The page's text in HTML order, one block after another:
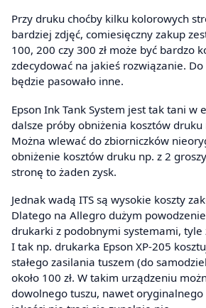
Przy druku choćby kilku kolorowych
bardziej zdjęć, comiesięczny zakup
100, 200 czy 300 zł może być bardzo
zdecydować na jakieś rozwiązanie.
będzie pasowało inne.
Epson Ink Tank System jest tak tani w
dalsze próby obniżenia kosztów druku
Można wlewać do zbiorniczków
obniżenie kosztów druku np. z 2
stronę to żaden zysk.
Jednak wadą ITS są wysokie koszty
Dlatego na Allegro dużym
drukarki z podobnymi systemami,
I tak np. drukarka Epson XP-205
stałego zasilania tuszem (do
około 100 zł. W takim urządzeniu
dowolnego tuszu, nawet oryginalnego